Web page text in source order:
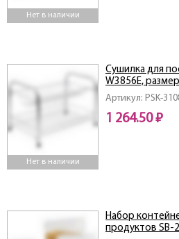
Нет в наличии
Нет в наличии
Артикул: PSK-
Сушилка для
W3856E,
1 264.50 ₽
Набор
продуктов SB-